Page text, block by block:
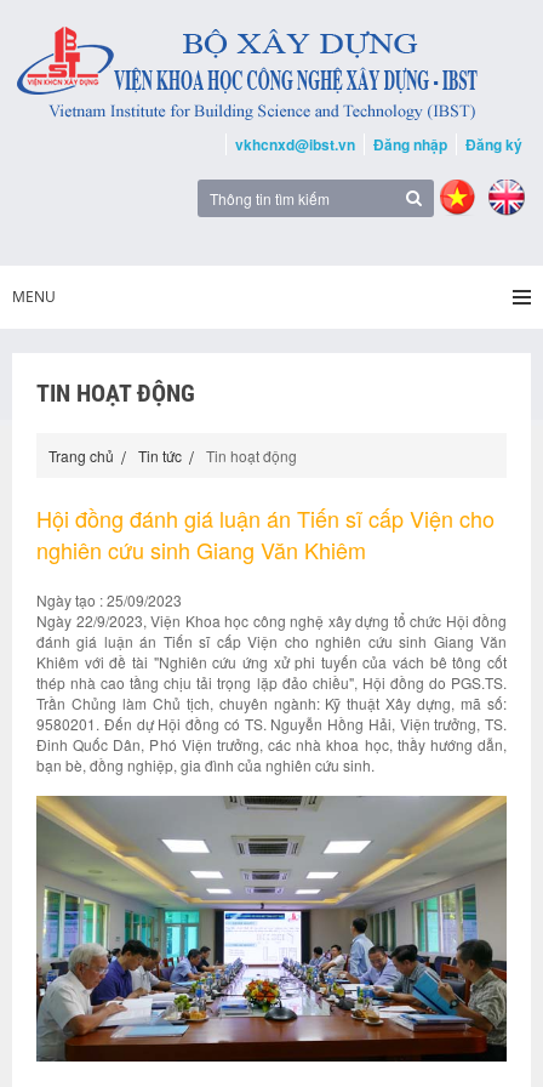
vkhcnxd@ibst.vn Đăng nhập Đăng ký
MENU
TIN HOẠT ĐỘNG
Trang chủ Tin tức Tin hoạt động
Hội đồng đánh giá luận án Tiến sĩ cấp Viện cho
nghiên cứu sinh Giang Văn Khiêm
Ngày tạo : 25/09/2023
Ngày 22/9/2023, Viện Khoa học công nghệ xây dựng tổ chức Hội đồng
đánh giá luận án Tiến sĩ cấp Viện cho nghiên cứu sinh Giang Văn
Khiêm với đề tài "Nghiên cứu ứng xử phi tuyến của vách bê tông cốt
thép nhà cao tầng chịu tải trọng lặp đảo chiều", Hội đồng do PGS.TS.
Trần Chủng làm Chủ tịch, chuyên ngành: Kỹ thuật Xây dựng, mã số:
9580201. Đến dự Hội đồng có TS. Nguyễn Hồng Hải, Viện trưởng, TS.
Đinh Quốc Dân, Phó Viện trưởng, các nhà khoa học, thầy hướng dẫn,
bạn bè, đồng nghiệp, gia đình của nghiên cứu sinh.